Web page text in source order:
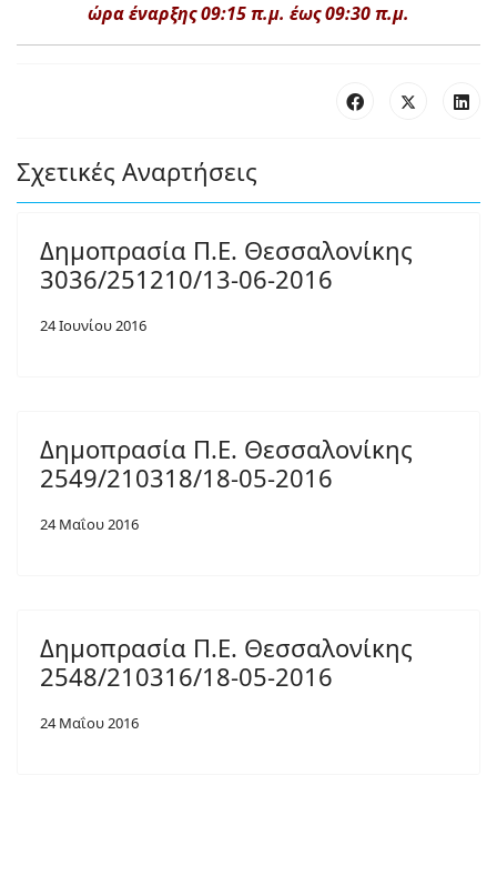
ώρα έναρξης 09:15 π.μ. έως 09:30 π.μ.
Σχετικές Αναρτήσεις
Δημοπρασία Π.Ε. Θεσσαλονίκης
3036/251210/13-06-2016
24 Ιουνίου 2016
Δημοπρασία Π.Ε. Θεσσαλονίκης
2549/210318/18-05-2016
24 Μαΐου 2016
Δημοπρασία Π.Ε. Θεσσαλονίκης
2548/210316/18-05-2016
24 Μαΐου 2016